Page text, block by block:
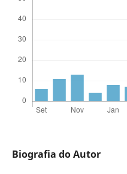
Biografia do Autor